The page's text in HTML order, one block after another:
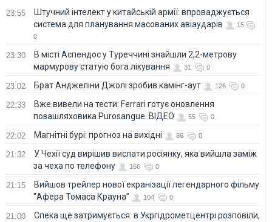
23:55
Штучний інтелект у китайській армії: впроваджується
система для планування масованих авіаударів
15
0
23:30
В місті Аспендос у Туреччині знайшли 2,2-метрову
мармурову статую бога лікування
31 0
23:02 Брат Анджеліни Джолі зробив камінг-аут 126 0
22:33
Вже вивели на тести: Ferrari готує оновлення
позашляховика Purosangue. ВІДЕО
55 0
22:02 Магнітні бурі: прогноз на вихідні 86 0
21:32
У Чехії суд вирішив вислати росіянку, яка вийшла заміж
за чеха по телефону
166 0
21:15
Вийшов трейлер нової екранізації легендарного фільму
"Афера Томаса Крауна"
104 0
21:00
Спека ще затримується: в Укргідрометцентрі розповіли,